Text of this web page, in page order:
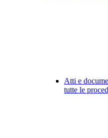
Atti e
tutte le